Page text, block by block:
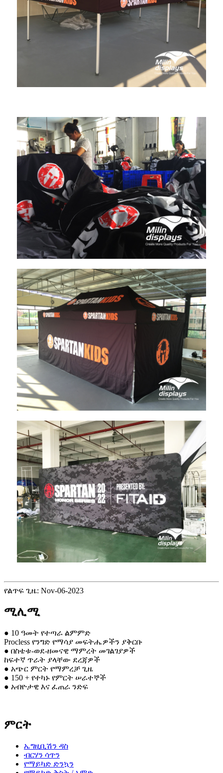
የልጥፍ ጊዜ: Nov-06-2023
ሚሊሚ
● 10 ዓመት የተጣራ ልምምድ
Procless የንግድ የማሳያ መፍትሔዎችን ያቅርቡ
● በስቴቱ-ወደ-ዘመናዊ ማምረት መገልገያዎች
ከፍተኛ ጥራት ያላቸው ደረጃዎች
● አጭር ምርት የማምረቻ ጊዜ
● 150 + የተካኑ የምርት ሠራተኞች
● አብዮታዊ እና ፈጠራ ንድፍ
ምርት
ኤግዚቢሽን ዳስ
ብርሃን ሳጥን
የማይካድ ድንኳን